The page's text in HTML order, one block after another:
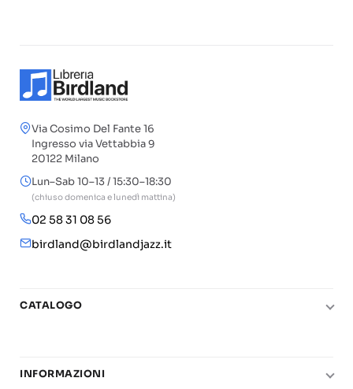
Via Cosimo Del Fante 16
Ingresso via Vettabbia 9
20122 Milano
Lun–Sab 10–13 / 15:30–18:30
(chiuso domenica e lunedì mattina)
02 58 31 08 56
birdland@birdlandjazz.it
CATALOGO
Chitarra
INFORMAZIONI